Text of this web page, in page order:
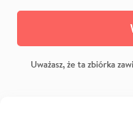
Uważasz, że ta zbiórka